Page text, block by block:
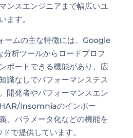
ンスエンジニアまで幅広いユ
ます。
ームの主な特徴には、Google
析ツールからロードプロフ
ポートできる機能があり、広
識なしでパフォーマンステス
開発者やパフォーマンスエン
Insomniaのインポー
、パラメータ化などの機能を
で提供しています。